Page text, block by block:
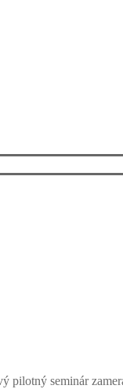
pilotný seminár